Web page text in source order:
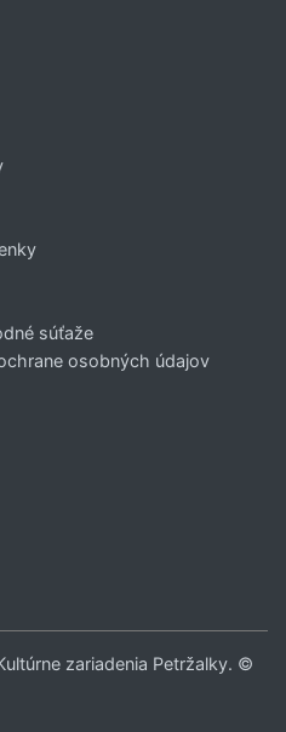
súťaže
osobných údajov
zariadenia Petržalky. ©